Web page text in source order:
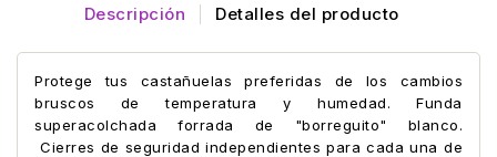
Descripción Detalles del producto
Protege tus castañuelas preferidas de los cambios
bruscos de temperatura y humedad. Funda
superacolchada forrada de "borreguito" blanco.
Cierres de seguridad independientes para cada una de